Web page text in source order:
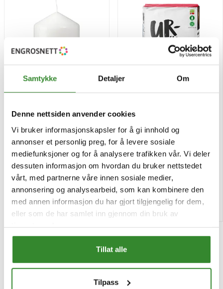
Samtykke Detaljer Om
Denne nettsiden anvender cookies
Vi bruker informasjonskapsler for å gi innhold og
annonser et personlig preg, for å levere sosiale
mediefunksjoner og for å analysere trafikken vår. Vi deler
dessuten informasjon om hvordan du bruker nettstedet
vårt, med partnerne våre innen sosiale medier,
annonsering og analysearbeid, som kan kombinere den
med annen informasjon du har gjort tilgjengelig for dem,
eller som de har samlet inn gjennom din bruk av
Tillat alle
Tilpass
10stk
Pris
kr 479,89 /krt
Tilgjengelig
Kjøp
1kg
Pris
kr 47,83
Tilgjengelig
Kjøp